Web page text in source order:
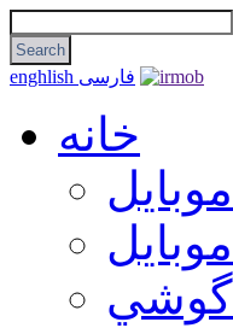
enghlish فارسی
خانه
موبایل